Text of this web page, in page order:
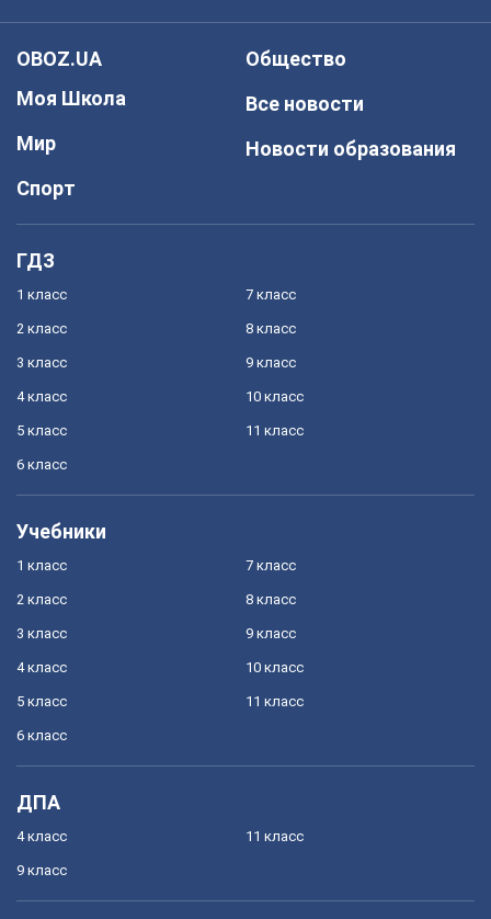
OBOZ.UA
Моя Школа
Мир
Спорт
Общество
Все новости
Новости образования
ГДЗ
1 класс
2 класс
3 класс
4 класс
5 класс
6 класс
7 класс
8 класс
9 класс
10 класс
11 класс
Учебники
1 класс
2 класс
3 класс
4 класс
5 класс
6 класс
7 класс
8 класс
9 класс
10 класс
11 класс
ДПА
4 класс
9 класс
11 класс